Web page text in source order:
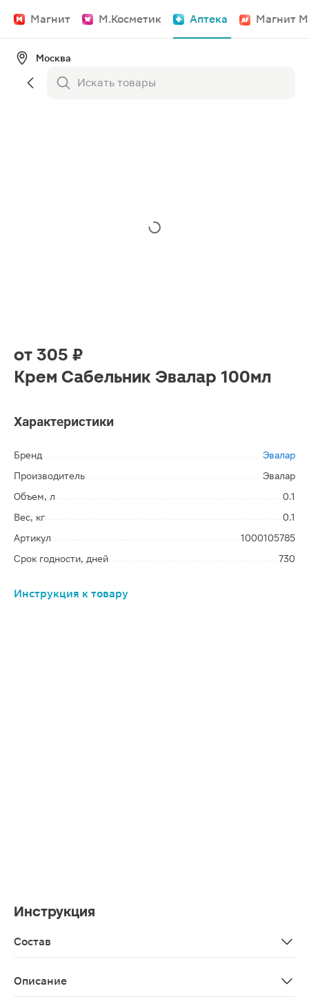
Магнит М.Косметик Аптека Магнит
Москва
от 305 ₽
Крем Сабельник Эвалар 100мл
Характеристики
Бренд
Эвалар
Производитель
Эвалар
Объем, л
0.1
Вес, кг
0.1
Артикул
1000105785
Срок годности, дней
730
Инструкция к товару
Инструкция
Состав
Описание